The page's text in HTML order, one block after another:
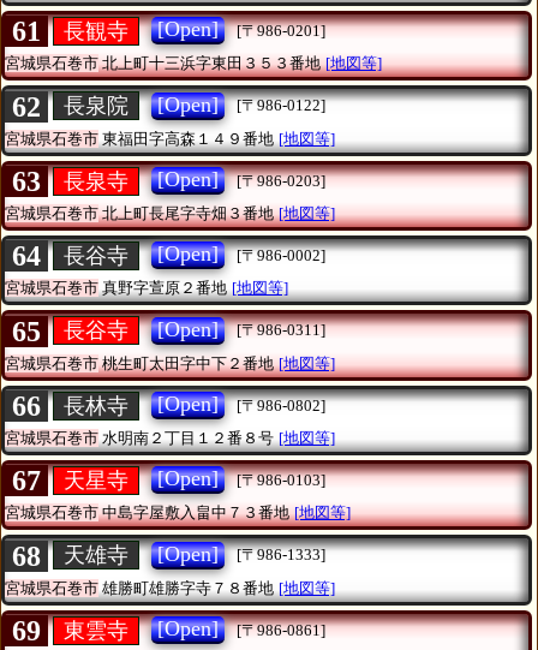
61 長観寺 [Open]
[〒986-0201]
宮城県石巻市北上町十三浜字東田３５３番地 [地図等]
62 長泉院 [Open]
[〒986-0122]
宮城県石巻市 東福田字高森１４９番地 [地図等]
63 長泉寺 [Open]
[〒986-0203]
宮城県石巻市北上町長尾字寺畑３番地 [地図等]
64 長谷寺 [Open]
[〒986-0002]
宮城県石巻市真野字萱原２番地 [地図等]
65 長谷寺 [Open]
[〒986-0311]
宮城県石巻市桃生町太田字中下２番地 [地図等]
66 長林寺 [Open]
[〒986-0802]
宮城県石巻市水明南２丁目１２番８号 [地図等]
67 天星寺 [Open]
[〒986-0103]
宮城県石巻市中島字屋敷入畠中７３番地 [地図等]
68 天雄寺 [Open]
[〒986-1333]
宮城県石巻市 雄勝町雄勝字寺７８番地 [地図等]
69 東雲寺 [Open]
[〒986-0861]